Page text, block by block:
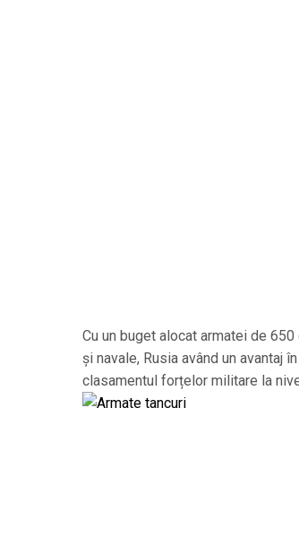
Cu un buget alocat armatei de
și navale, Rusia având un
clasamentul forțelor militare la